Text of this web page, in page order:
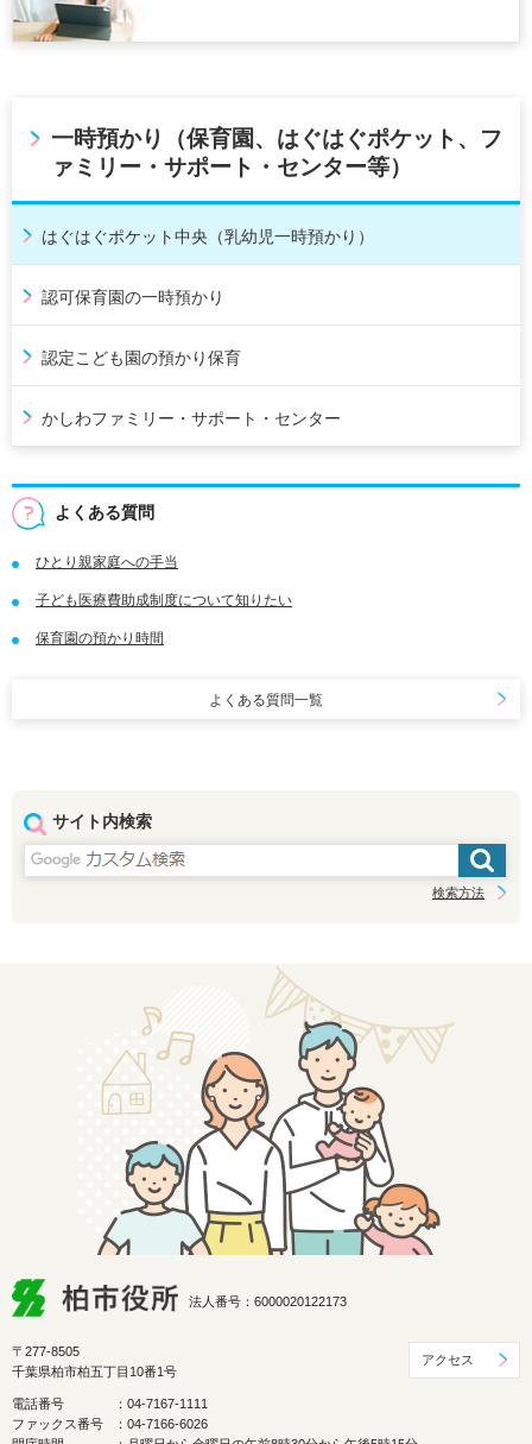
一時預かり（保育園、はぐはぐポケット、フ
ァミリー・サポート・センター等）
はぐはぐポケット中央（乳幼児一時預かり）
認可保育園の一時預かり
認定こども園の預かり保育
かしわファミリー・サポート・センター
よくある質問
ひとり親家庭への手当
子ども医療費助成制度について知りたい
保育園の預かり時間
よくある質問一覧
サイト内検索
検索方法
法人番号：6000020122173
〒277-8505
千葉県柏市柏五丁目10番1号
アクセス
電話番号
：04-7167-1111
ファックス番号
：04-7166-6026